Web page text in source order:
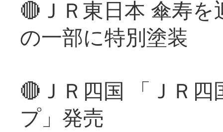
🔴ＪＲ東日本 傘寿
の一部に特別塗装
🔴ＪＲ四国 「ＪＲ
プ」発売